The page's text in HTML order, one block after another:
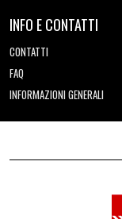
INFO E CONTATTI
CONTATTI
FAQ
INFORMAZIONI GENERALI